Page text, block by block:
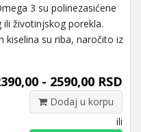
3 su polinezasićene
životinjskog porekla.
kiselina su riba, naročito iz
- 2590,00 RSD
Dodaj u korpu
ili